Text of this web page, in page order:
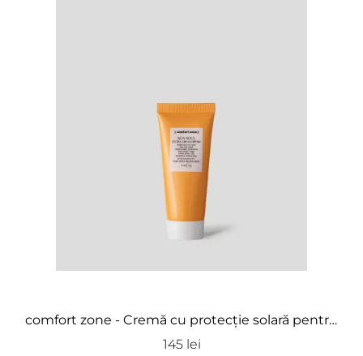
ÎNCARCA IMAGINI
comfort zone - Cremă cu protecție solară pentru
față SPF 50 - Sun Soul
145 lei